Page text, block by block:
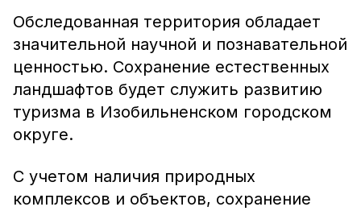
Обследованная территория обладает
значительной научной и познавательной
ценностью. Сохранение естественных
ландшафтов будет служить развитию
туризма в Изобильненском городском
округе.
С учетом наличия природных
комплексов и объектов, сохранение